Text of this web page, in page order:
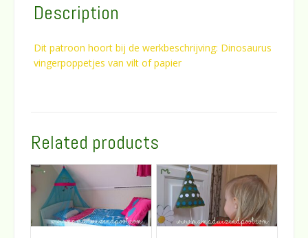
Description
Dit patroon hoort bij de werkbeschrijving: Dinosaurus
vingerpoppetjes van vilt of papier
Related products